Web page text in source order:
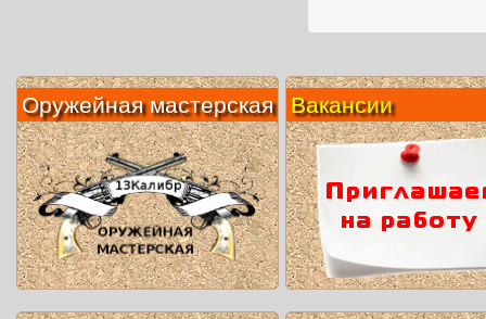
Оружейная мастерскаяВакансии